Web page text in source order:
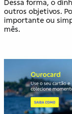
Dessa forma, o
outros objetivos.
importante ou
mês.